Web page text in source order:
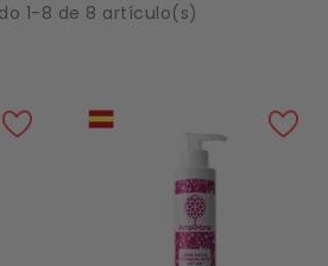
1-8 de 8 artículo(s)